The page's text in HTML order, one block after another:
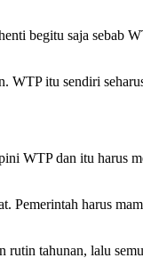
begitu saja sebab
WTP itu sendiri
WTP dan itu harus
Pemerintah harus
rutin tahunan, lalu